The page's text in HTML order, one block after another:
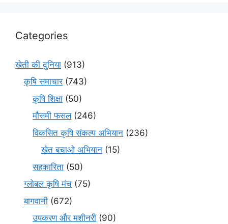
Categories
खेती की दुनिया (913)
कृषि समाचार(743)
कृषि शिक्षा (50)
मौसमी फसल(246)
विकसित कृषि संकल्प अभियान (236)
खेत बचाओ अभियान (15)
सहकारिता (50)
ग्लोबल कृषि मंच (75)
बागवानी (672)
उपकरण और मशीनरी (90)